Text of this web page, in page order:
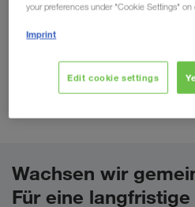
Wachsen wir
Für eine langfristige
your preferences under "Cookie Settings" on
Imprint
Edit cookie settings